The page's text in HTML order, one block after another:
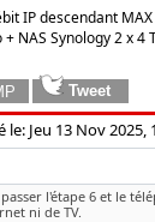
IP descendant
+ NAS Synology 2 x
le: Jeu 13 Nov 2025,
l'étape 6 et le
ni de TV.